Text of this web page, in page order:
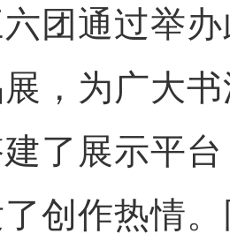
通过举办
，为广大
了展示平
创作热情